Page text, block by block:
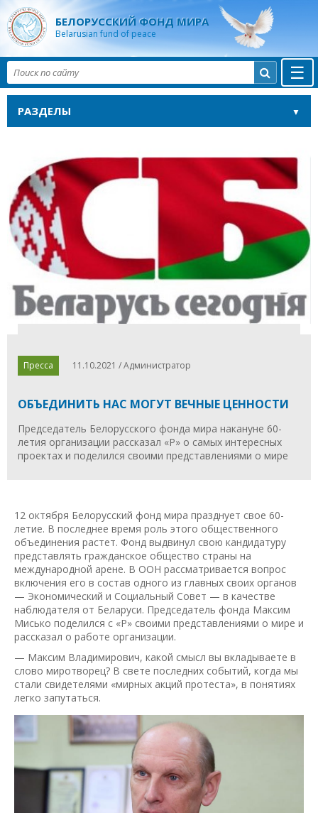
БЕЛОРУССКИЙ ФОНД МИРА
Belarusian fund of peace
☰

РАЗДЕЛЫ
Пресса 11.10.2021 / Администратор
ОБЪЕДИНИТЬ НАС МОГУТ ВЕЧНЫЕ ЦЕННОСТИ
Председатель Белорусского фонда мира накануне 60-
летия организации рассказал «Р» о самых интересных
проектах и поделился своими представлениями о мире
12 октября Белорусский фонд мира празднует свое 60-
летие. В последнее время роль этого общественного
объединения растет. Фонд выдвинул свою кандидатуру
представлять гражданское общество страны на
международной арене. В ООН рассматривается вопрос
включения его в состав одного из главных своих органов
— Экономический и Социальный Совет — в качестве
наблюдателя от Беларуси. Председатель фонда Максим
Мисько поделился с «Р» своими представлениями о мире и
рассказал о работе организации.
— Максим Владимирович, какой смысл вы вкладываете в
слово миротворец? В свете последних событий, когда мы
стали свидетелями «мирных акций протеста», в понятиях
легко запутаться.